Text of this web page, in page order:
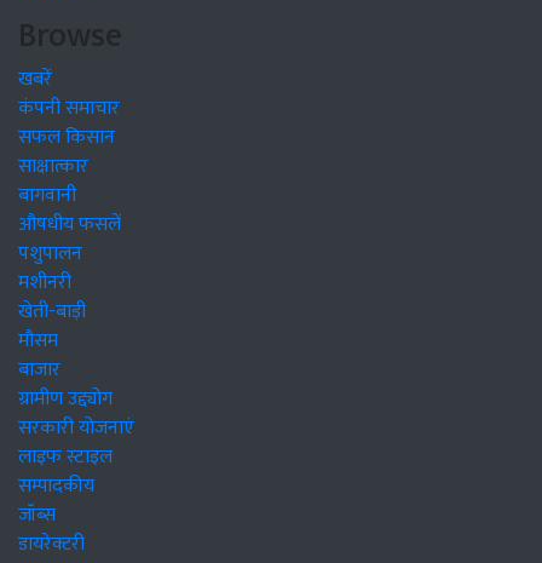
Browse
खबरें
कंपनी समाचार
सफल किसान
साक्षात्कार
बागवानी
औषधीय फसलें
पशुपालन
मशीनरी
खेती-बाड़ी
मौसम
बाजार
ग्रामीण उद्द्योग
सरकारी योजनाएं
लाइफ स्टाइल
सम्पादकीय
जॉब्स
डायरेक्टरी